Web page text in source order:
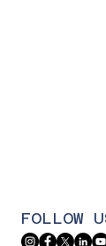
FOLLOW